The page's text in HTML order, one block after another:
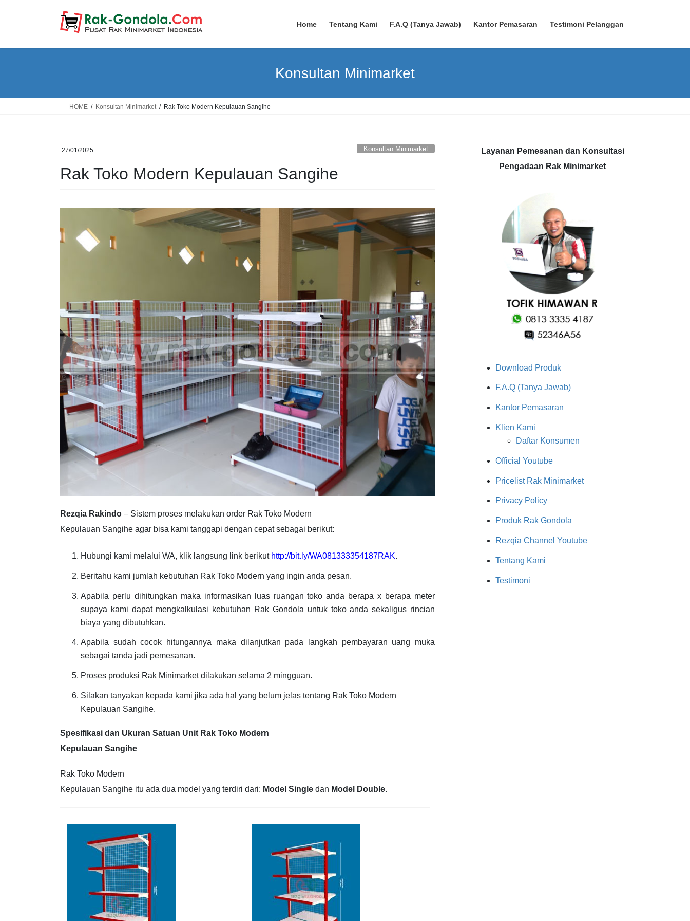
Home Tentang Kami F.A.Q (Tanya Jawab) Kantor Pemasaran Testimoni Pelanggan
Konsultan Minimarket
HOME Konsultan Minimarket Rak Toko Modern Kepulauan Sangihe
27/01/2025 Konsultan Minimarket
Rak Toko Modern Kepulauan Sangihe
Rezqia Rakindo – Sistem proses melakukan order Rak Toko Modern
Kepulauan Sangihe agar bisa kami tanggapi dengan cepat sebagai berikut:
Hubungi kami melalui WA, klik langsung link berikut http://bit.ly/WA081333354187RAK.
Beritahu kami jumlah kebutuhan Rak Toko Modern yang ingin anda pesan.
Apabila perlu dihitungkan maka informasikan luas ruangan toko anda berapa x berapa meter
supaya kami dapat mengkalkulasi kebutuhan Rak Gondola untuk toko anda sekaligus rincian
biaya yang dibutuhkan.
Apabila sudah cocok hitungannya maka dilanjutkan pada langkah pembayaran uang muka
sebagai tanda jadi pemesanan.
Proses produksi Rak Minimarket dilakukan selama 2 mingguan.
Silakan tanyakan kepada kami jika ada hal yang belum jelas tentang Rak Toko Modern
Kepulauan Sangihe.
Spesifikasi dan Ukuran Satuan Unit Rak Toko Modern
Kepulauan Sangihe
Rak Toko Modern
Kepulauan Sangihe itu ada dua model yang terdiri dari: Model Single dan Model Double.
Layanan Pemesanan dan Konsultasi
Pengadaan Rak Minimarket
Download Produk
F.A.Q (Tanya Jawab)
Kantor Pemasaran
Klien Kami
Daftar Konsumen
Official Youtube
Pricelist Rak Minimarket
Privacy Policy
Produk Rak Gondola
Rezqia Channel Youtube
Tentang Kami
Testimoni